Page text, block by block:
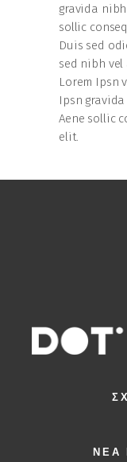
gravida
sollic
Duis sed
sed nibh
Lorem Ipsn
Ipsn
Aene sollic
elit.
ΝΈΑ